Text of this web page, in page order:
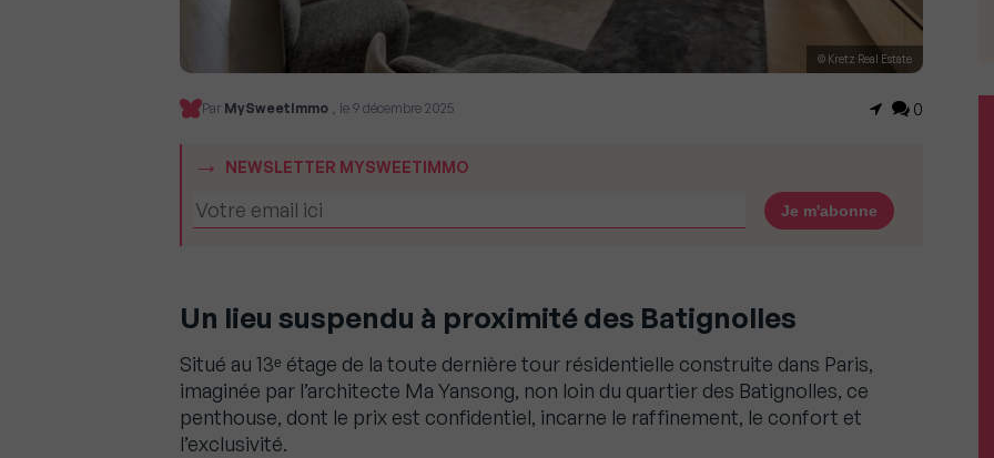
© Kretz Real Estate
Par MySweetImmo , le 9 décembre 2025 0
NEWSLETTER MYSWEETIMMO
Un lieu suspendu à proximité des Batignolles
Situé au 13ᵉ étage de la toute dernière tour résidentielle construite dans Paris,
imaginée par l’architecte Ma Yansong, non loin du quartier des Batignolles, ce
penthouse, dont le prix est confidentiel, incarne le raffinement, le confort et
l’exclusivité.